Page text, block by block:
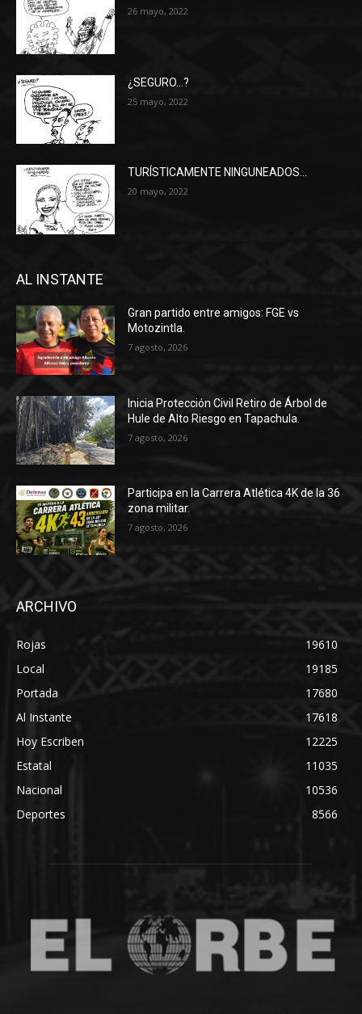
26 mayo, 2022
¿SEGURO…?
25 mayo, 2022
TURÍSTICAMENTE NINGUNEADOS…
20 mayo, 2022
AL INSTANTE
Gran partido entre amigos: FGE vs
Motozintla.
7 agosto, 2026
Inicia Protección Civil Retiro de Árbol de
Hule de Alto Riesgo en Tapachula.
7 agosto, 2026
Participa en la Carrera Atlética 4K de la 36
zona militar.
7 agosto, 2026
ARCHIVO
Rojas
19610
Local
19185
Portada
17680
Al Instante
17618
Hoy Escriben
12225
Estatal
11035
Nacional
10536
Deportes
8566